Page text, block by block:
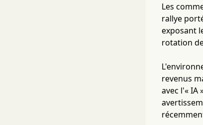
Les
rallye
exposant
rotation
revenus
avec l'« IA